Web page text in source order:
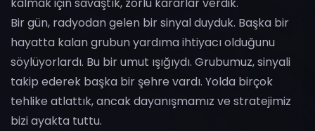
Bir gün, radyodan gelen bir sinyal duyduk. Başka bir
hayatta kalan grubun yardıma ihtiyacı olduğunu
söylüyorlardı. Bu bir umut ışığıydı. Grubumuz, sinyali
takip ederek başka bir şehre vardı. Yolda birçok
tehlike atlattık, ancak dayanışmamız ve stratejimiz
bizi ayakta tuttu.